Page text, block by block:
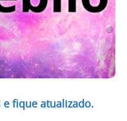
e fique atualizado.